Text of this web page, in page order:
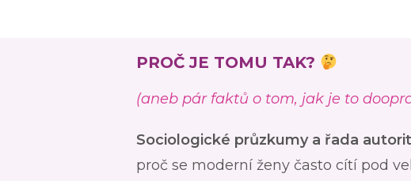
PROČ JE TOMU TAK?
(aneb pár faktů o tom, jak je to
Sociologické průzkumy a řada
proč se moderní ženy často cítí pod